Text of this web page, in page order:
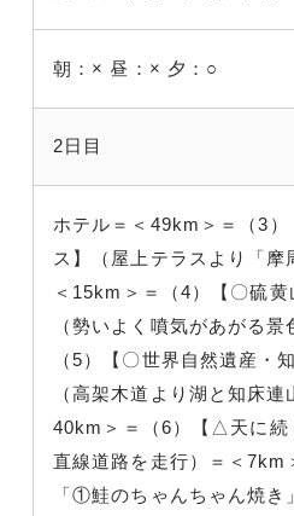
朝：× 昼：× 夕：○
2日目
ホテル＝＜49km＞＝（3）
ス】（屋上テラスより「摩
＜15km＞＝（4）【〇硫黄
（勢いよく噴気があがる
（5）【〇世界自然遺産・
（高架木道より湖と知床
40km＞＝（6）【△天に続
直線道路を走行）＝＜7km
「①鮭のちゃんちゃん焼き